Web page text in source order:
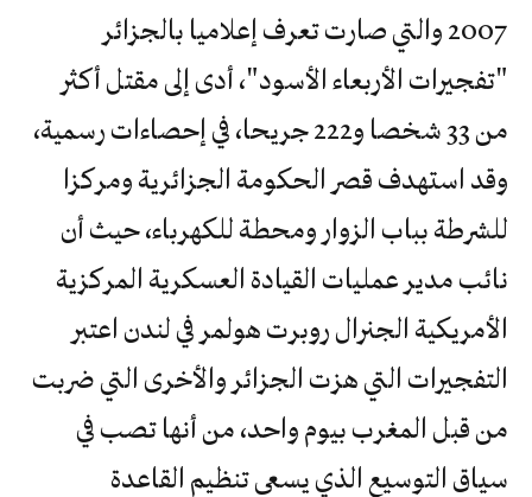
2007 والتي صارت تعرف إعلاميا بالجزائر
"تفجيرات الأربعاء الأسود"، أدى إلى مقتل أكثر
من 33 شخصا و222 جريحا، في إحصاءات رسمية،
وقد استهدف قصر الحكومة الجزائرية ومركزا
للشرطة بباب الزوار ومحطة للكهرباء، حيث أن
نائب مدير عمليات القيادة العسكرية المركزية
الأمريكية الجنرال روبرت هولمر في لندن اعتبر
التفجيرات التي هزت الجزائر والأخرى التي ضربت
من قبل المغرب بيوم واحد، من أنها تصب في
سياق التوسيع الذي يسعى تنظيم القاعدة